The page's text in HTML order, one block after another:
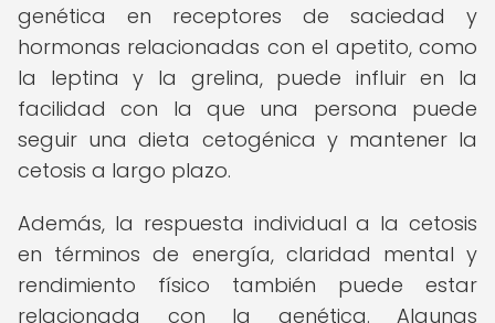
genética en receptores de saciedad y
hormonas relacionadas con el apetito, como
la leptina y la grelina, puede influir en la
facilidad con la que una persona puede
seguir una dieta cetogénica y mantener la
cetosis a largo plazo.
Además, la respuesta individual a la cetosis
en términos de energía, claridad mental y
rendimiento físico también puede estar
relacionada con la genética. Algunas